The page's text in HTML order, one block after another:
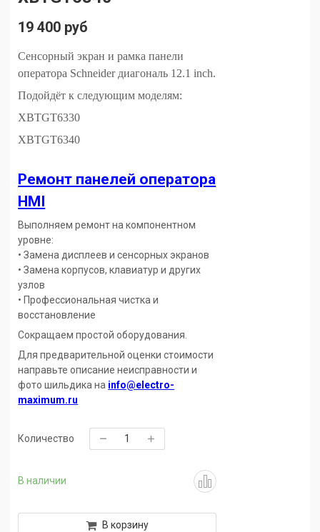
В наличии
19 400 руб
Сенсорный экран и рамка панели
оператора Schneider диагональ 12.1 inch.
Подойдёт к следующим моделям:
XBTGT6330
XBTGT6340
Ремонт панелей оператора
HMI
Выполняем ремонт на компонентном
уровне:
• Замена дисплеев и сенсорных экранов
• Замена корпусов, клавиатур и других
узлов
• Профессиональная чистка и
восстановление
Сокращаем простой оборудования.
Для предварительной оценки стоимости
направьте описание неисправности и
фото шильдика на info@electro-
maximum.ru
Количество
В корзину